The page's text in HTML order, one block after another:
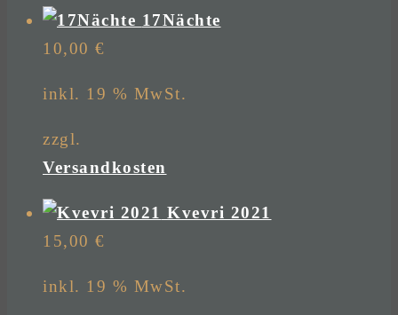
17Nächte
10,00 €
inkl. 19 % MwSt.
zzgl.
Versandkosten
Kvevri 2021
15,00 €
inkl. 19 % MwSt.